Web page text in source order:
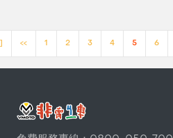
<< 1 2 3 4 5 6